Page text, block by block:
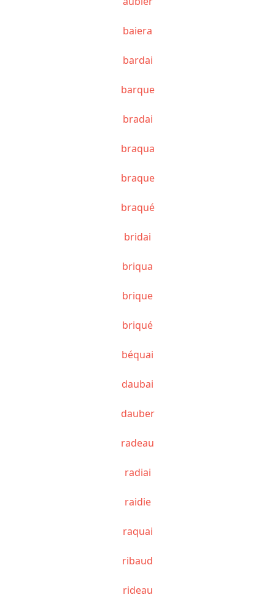
baiera
bardai
barque
bradai
braqua
braque
braqué
bridai
briqua
brique
briqué
béquai
daubai
dauber
radeau
radiai
raidie
raquai
ribaud
rideau